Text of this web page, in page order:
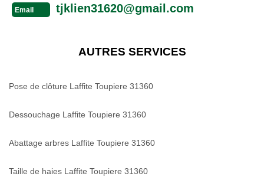
Email tjklien31620@gmail.com
AUTRES SERVICES
Pose de clôture Laffite Toupiere 31360
Dessouchage Laffite Toupiere 31360
Abattage arbres Laffite Toupiere 31360
Taille de haies Laffite Toupiere 31360